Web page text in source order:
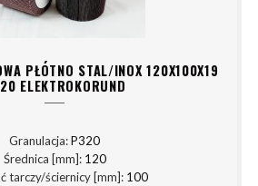
PŁÓTNO STAL/INOX 120X100X19
ELEKTROKORUND
Granulacja:P320
Średnica [mm]: 120
tarczy/ściernicy [mm]: 100